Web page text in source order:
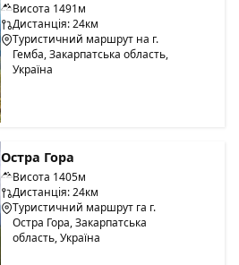
Висота 1491м
Дистанція: 24км
Туристичний маршрут на г.
Гемба, Закарпатська область,
Україна
Остра Гора
Висота 1405м
Дистанція: 24км
Туристичний маршрут га г.
Остра Гора, Закарпатська
область, Україна